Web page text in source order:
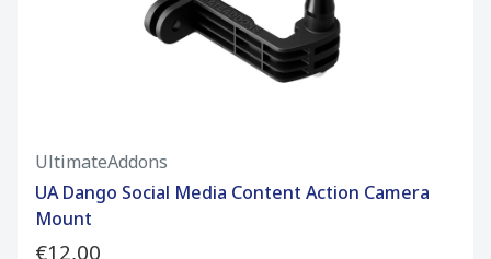
UltimateAddons
UA Dango Social Media Content Action Camera
Mount
€12,00